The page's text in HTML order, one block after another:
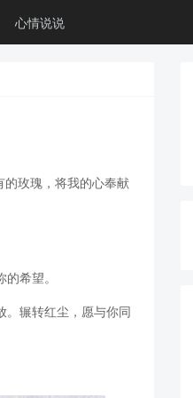
心情说说
的玫瑰，将我的心奉献
希望。
。辗转红尘，愿与你同